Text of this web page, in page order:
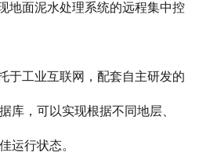
地面泥水处理系统的远程集中控
于工业互联网，配套自主研发的
库，可以实现根据不同地层、
运行状态。